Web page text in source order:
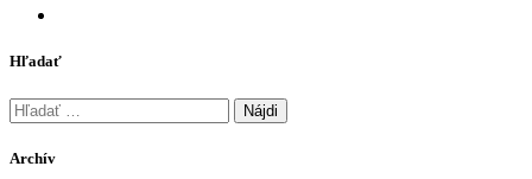
Hľadať
Hľadať:
Archív